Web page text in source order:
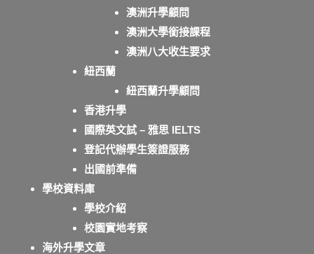
澳洲升學顧問
澳洲大學銜接課程
澳洲八大收生要求
紐西蘭
紐西蘭升學顧問
香港升學
國際英文試 – 雅思 IELTS
登記代辦學生簽證服務
出國前準備
學校資料庫
學校介紹
校園實地考察
海外升學文章